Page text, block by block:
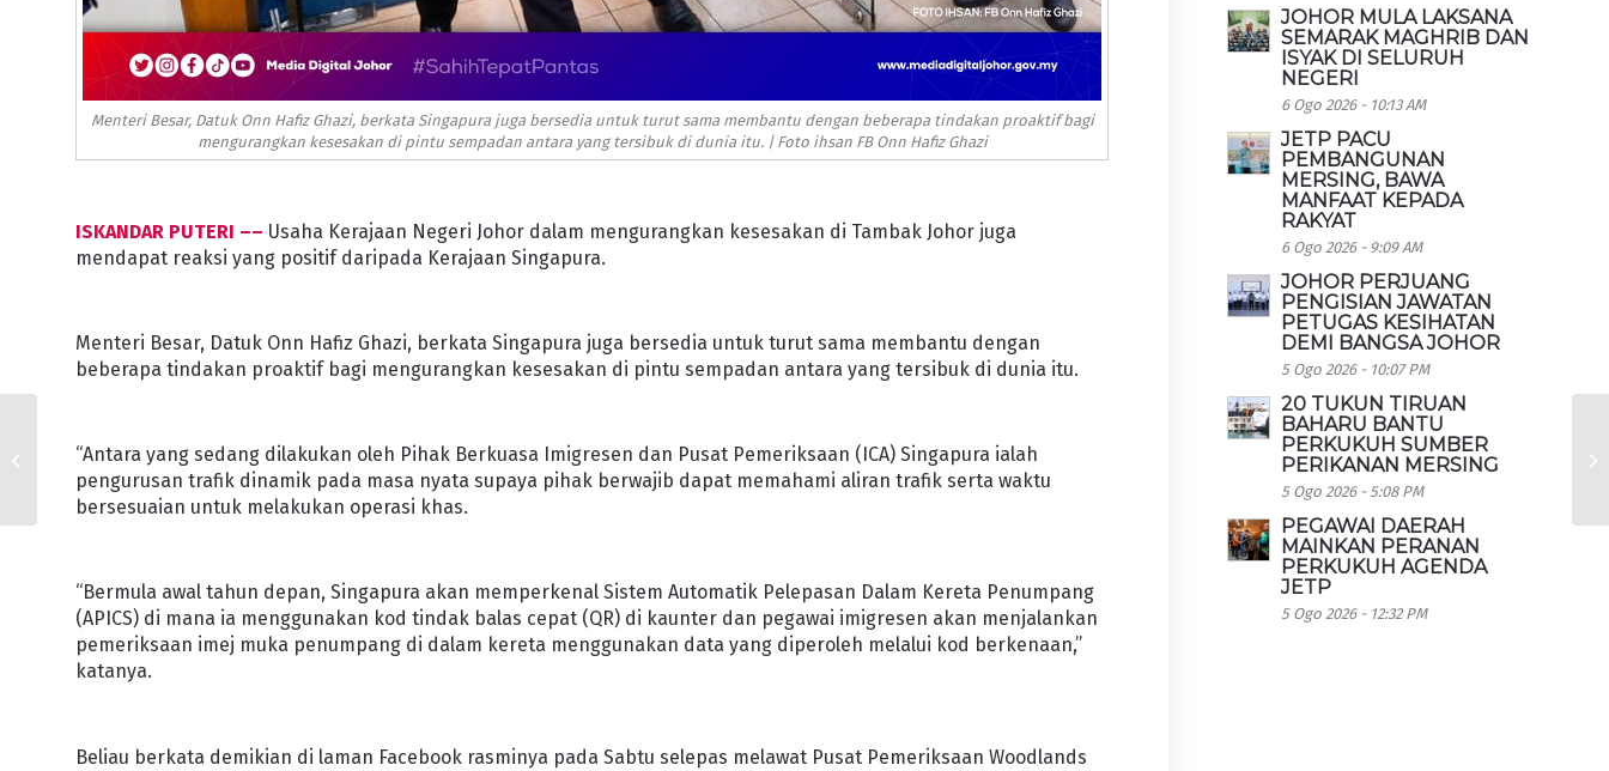
Menteri Besar, Datuk Onn Hafiz Ghazi, berkata Singapura juga bersedia untuk turut sama membantu dengan beberapa tindakan proaktif bagi
mengurangkan kesesakan di pintu sempadan antara yang tersibuk di dunia itu. | Foto ihsan FB Onn Hafiz Ghazi
ISKANDAR PUTERI –– Usaha Kerajaan Negeri Johor dalam mengurangkan kesesakan di Tambak Johor juga
mendapat reaksi yang positif daripada Kerajaan Singapura.
Menteri Besar, Datuk Onn Hafiz Ghazi, berkata Singapura juga bersedia untuk turut sama membantu dengan
beberapa tindakan proaktif bagi mengurangkan kesesakan di pintu sempadan antara yang tersibuk di dunia itu.
“Antara yang sedang dilakukan oleh Pihak Berkuasa Imigresen dan Pusat Pemeriksaan (ICA) Singapura ialah
pengurusan trafik dinamik pada masa nyata supaya pihak berwajib dapat memahami aliran trafik serta waktu
bersesuaian untuk melakukan operasi khas.
“Bermula awal tahun depan, Singapura akan memperkenal Sistem Automatik Pelepasan Dalam Kereta Penumpang
(APICS) di mana ia menggunakan kod tindak balas cepat (QR) di kaunter dan pegawai imigresen akan menjalankan
pemeriksaan imej muka penumpang di dalam kereta menggunakan data yang diperoleh melalui kod berkenaan,”
katanya.
Beliau berkata demikian di laman Facebook rasminya pada Sabtu selepas melawat Pusat Pemeriksaan Woodlands
JOHOR MULA LAKSANA
SEMARAK MAGHRIB DAN
ISYAK DI SELURUH
NEGERI
6 Ogo 2026 - 10:13 AM
JETP PACU
PEMBANGUNAN
MERSING, BAWA
MANFAAT KEPADA
RAKYAT
6 Ogo 2026 - 9:09 AM
JOHOR PERJUANG
PENGISIAN JAWATAN
PETUGAS KESIHATAN
DEMI BANGSA JOHOR
5 Ogo 2026 - 10:07 PM
20 TUKUN TIRUAN
BAHARU BANTU
PERKUKUH SUMBER
PERIKANAN MERSING
5 Ogo 2026 - 5:08 PM
PEGAWAI DAERAH
MAINKAN PERANAN
PERKUKUH AGENDA
JETP
5 Ogo 2026 - 12:32 PM
KERJASAMA BERSAMA
RAKAN STRATEGIK